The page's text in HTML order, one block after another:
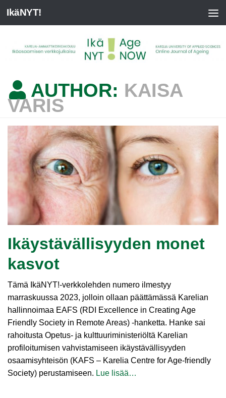
IkäNYT!
AUTHOR: KAISA
VARIS
Ikäystävällisyyden monet
kasvot
Tämä IkäNYT!-verkkolehden numero ilmestyy
marraskuussa 2023, jolloin ollaan päättämässä Karelian
hallinnoimaa EAFS (RDI Excellence in Creating Age
Friendly Society in Remote Areas) ‑hanketta. Hanke sai
rahoitusta Opetus- ja kulttuuriministeriöltä Karelian
profiloitumisen vahvistamiseen ikäystävällisyyden
osaamisyhteisön (KAFS – Karelia Centre for Age-friendly
Society) perustamiseen. Lue lisää…